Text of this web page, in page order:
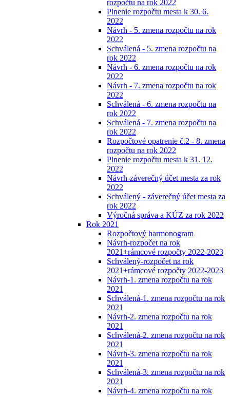
rozpočtu na rok 2022
Plnenie rozpočtu mesta k 30. 6.
2022
Návrh - 5. zmena rozpočtu na rok
2022
Schválená - 5. zmena rozpočtu na
rok 2022
Návrh - 6. zmena rozpočtu na rok
2022
Návrh - 7. zmena rozpočtu na rok
2022
Schválená - 6. zmena rozpočtu na
rok 2022
Schválená - 7. zmena rozpočtu na
rok 2022
Rozpočtové opatrenie č.2 - 8. zmena
rozpočtu na rok 2022
Plnenie rozpočtu mesta k 31. 12.
2022
Návrh-záverečný účet mesta za rok
2022
Schválený - záverečný účet mesta za
rok 2022
Výročná správa a KÚZ za rok 2022
Rok 2021
Rozpočtový harmonogram
Návrh-rozpočet na rok
2021+rámcové rozpočty 2022-2023
Schválený-rozpočet na rok
2021+rámcové rozpočty 2022-2023
Návrh-1. zmena rozpočtu na rok
2021
Schválená-1. zmena rozpočtu na rok
2021
Návrh-2. zmena rozpočtu na rok
2021
Schválená-2. zmena rozpočtu na rok
2021
Návrh-3. zmena rozpočtu na rok
2021
Schválená-3. zmena rozpočtu na rok
2021
Návrh-4. zmena rozpočtu na rok